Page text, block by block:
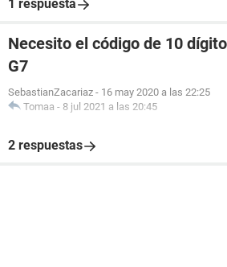
1 respuesta
Necesito el código de 10
G7
SebastianZacariaz - 16 may 2020 a las 22:25
Tomaa - 8 jul 2021 a las 20:45
2 respuestas